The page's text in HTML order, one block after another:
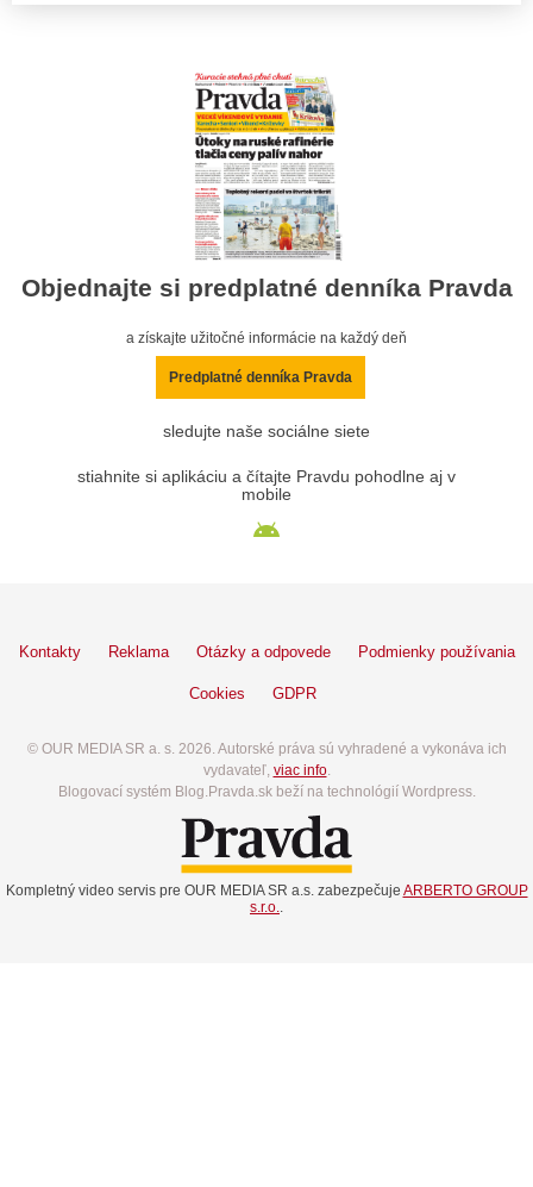
Objednajte si predplatné denníka Pravda
a získajte užitočné informácie na každý deň
Predplatné denníka Pravda
sledujte naše sociálne siete
stiahnite si aplikáciu a čítajte Pravdu pohodlne aj v
mobile
Kontakty Reklama Otázky a odpovede Podmienky používania
Cookies GDPR
© OUR MEDIA SR a. s. 2026. Autorské práva sú vyhradené a vykonáva ich
vydavateľ, viac info.
Blogovací systém Blog.Pravda.sk beží na technológií Wordpress.
Kompletný video servis pre OUR MEDIA SR a.s. zabezpečuje ARBERTO GROUP
s.r.o..